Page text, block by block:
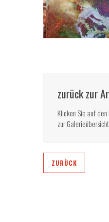
zurück zur
Klicken Sie auf
zur
ZURÜCK